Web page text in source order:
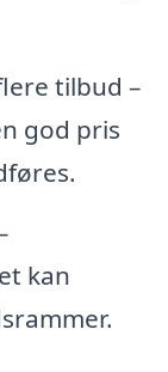
tilbud –
god pris
kan